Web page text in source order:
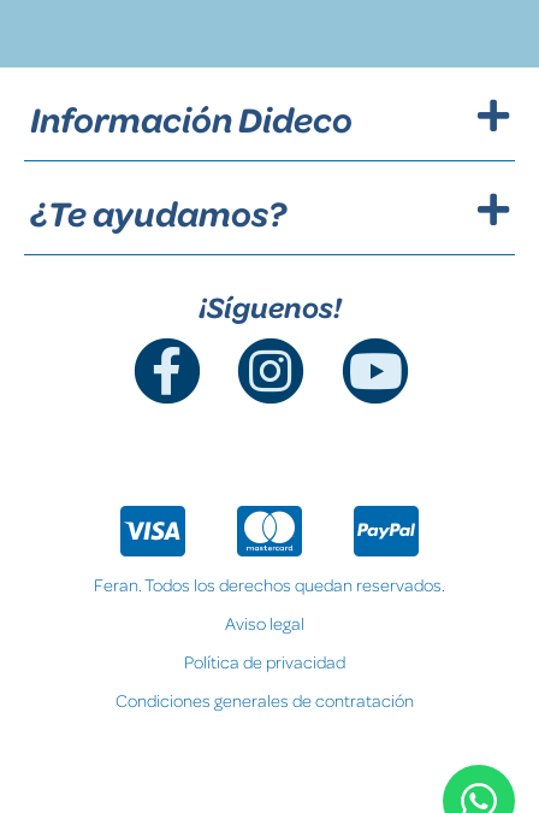
Información Dideco
¿Te ayudamos?
¡Síguenos!
Feran. Todos los derechos quedan reservados.
Aviso legal
Política de privacidad
Condiciones generales de contratación